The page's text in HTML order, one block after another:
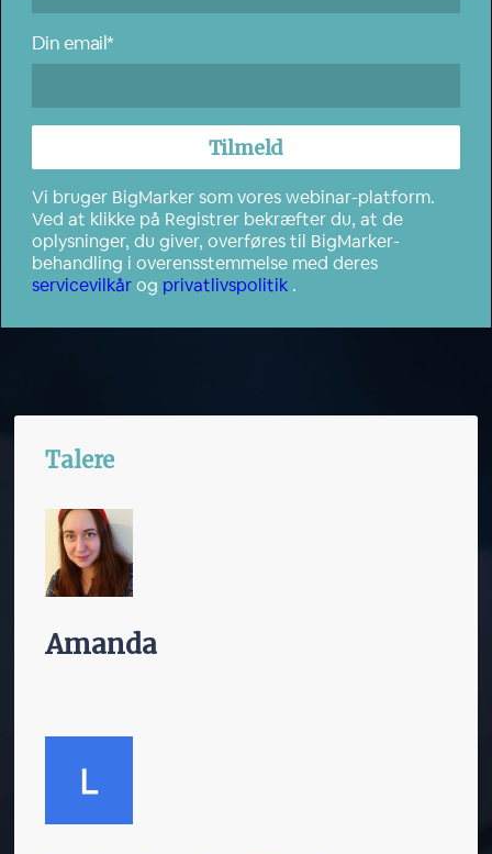
Din email*
Vi bruger BigMarker som vores webinar-platform.
Ved at klikke på Registrer bekræfter du, at de
oplysninger, du giver, overføres til BigMarker-
behandling i overensstemmelse med deres
servicevilkårog privatlivspolitik .
Talere
Amanda